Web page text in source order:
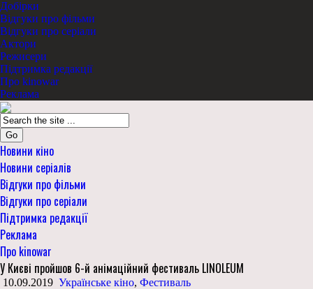
Добірки
Відгуки про фільми
Відгуки про серіали
Актори
Режисери
Підтримка редакції
Про kinowar
Реклама
Go
Новини кіно
Новини серіалів
Відгуки про фільми
Відгуки про серіали
Підтримка редакції
Реклама
Про kinowar
У Києві пройшов 6-й анімаційний фестиваль LINOLEUM
10.09.2019 Українське кіно, Фестиваль